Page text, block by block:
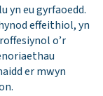
yn eu gyrfaoedd.
effeithiol, yn
o’r
er mwyn